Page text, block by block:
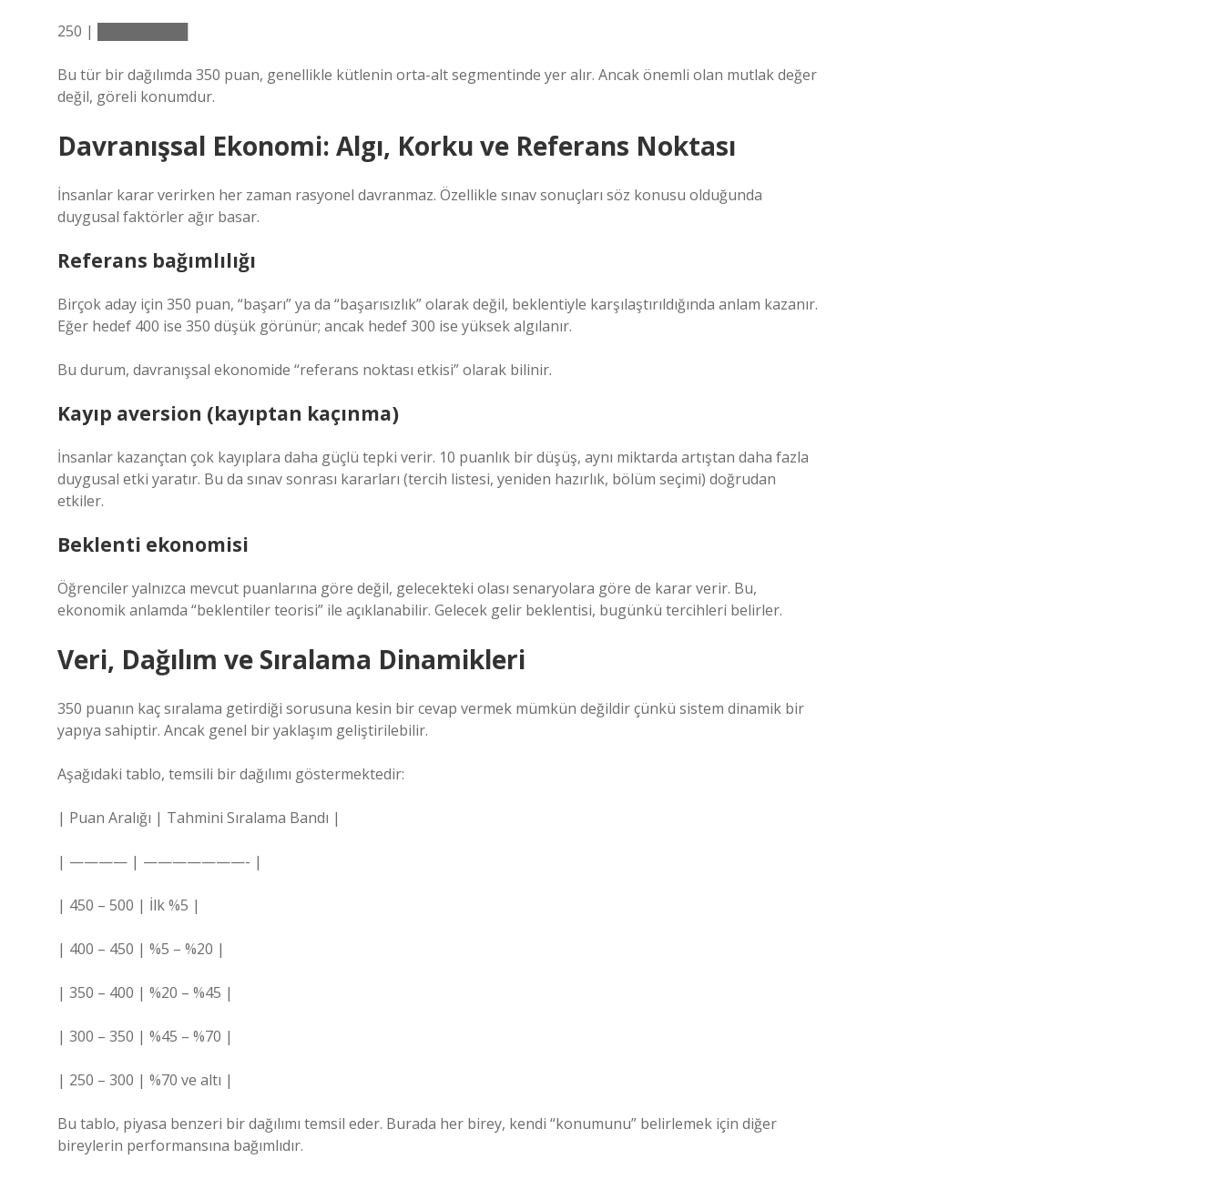
250 | █████████
Bu tür bir dağılımda 350 puan, genellikle kütlenin orta-alt segmentinde yer alır. Ancak önemli olan mutlak değer
değil, göreli konumdur.
Davranışsal Ekonomi: Algı, Korku ve Referans Noktası
İnsanlar karar verirken her zaman rasyonel davranmaz. Özellikle sınav sonuçları söz konusu olduğunda
duygusal faktörler ağır basar.
Referans bağımlılığı
Birçok aday için 350 puan, “başarı” ya da “başarısızlık” olarak değil, beklentiyle karşılaştırıldığında anlam kazanır.
Eğer hedef 400 ise 350 düşük görünür; ancak hedef 300 ise yüksek algılanır.
Bu durum, davranışsal ekonomide “referans noktası etkisi” olarak bilinir.
Kayıp aversion (kayıptan kaçınma)
İnsanlar kazançtan çok kayıplara daha güçlü tepki verir. 10 puanlık bir düşüş, aynı miktarda artıştan daha fazla
duygusal etki yaratır. Bu da sınav sonrası kararları (tercih listesi, yeniden hazırlık, bölüm seçimi) doğrudan
etkiler.
Beklenti ekonomisi
Öğrenciler yalnızca mevcut puanlarına göre değil, gelecekteki olası senaryolara göre de karar verir. Bu,
ekonomik anlamda “beklentiler teorisi” ile açıklanabilir. Gelecek gelir beklentisi, bugünkü tercihleri belirler.
Veri, Dağılım ve Sıralama Dinamikleri
350 puanın kaç sıralama getirdiği sorusuna kesin bir cevap vermek mümkün değildir çünkü sistem dinamik bir
yapıya sahiptir. Ancak genel bir yaklaşım geliştirilebilir.
Aşağıdaki tablo, temsili bir dağılımı göstermektedir:
| Puan Aralığı | Tahmini Sıralama Bandı |
| ———— | ———————- |
| 450 – 500 | İlk %5 |
| 400 – 450 | %5 – %20 |
| 350 – 400 | %20 – %45 |
| 300 – 350 | %45 – %70 |
| 250 – 300 | %70 ve altı |
Bu tablo, piyasa benzeri bir dağılımı temsil eder. Burada her birey, kendi “konumunu” belirlemek için diğer
bireylerin performansına bağımlıdır.